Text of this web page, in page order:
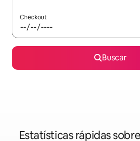
Checkout
Buscar
Estatísticas rápidas